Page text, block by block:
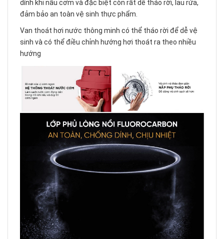
dính khi nấu cơm và đặc biệt còn rất dễ tháo rời, lau rửa,
đảm bảo an toàn vệ sinh thực phẩm.
Van thoát hơi nước thông minh có thể tháo rời để dễ vệ
sinh và có thể điều chỉnh hướng hơi thoát ra theo nhiều
hướng